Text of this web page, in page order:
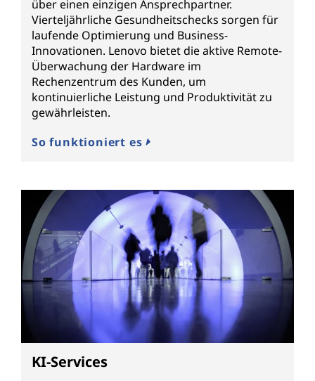
über einen einzigen Ansprechpartner.
Vierteljährliche Gesundheitschecks sorgen für
laufende Optimierung und Business-
Innovationen. Lenovo bietet die aktive Remote-
Überwachung der Hardware im
Rechenzentrum des Kunden, um
kontinuierliche Leistung und Produktivität zu
gewährleisten.
So funktioniert es
KI-Services